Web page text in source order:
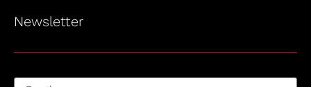
Newsletter